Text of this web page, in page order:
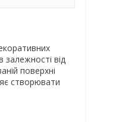
від
поверхні
створювати